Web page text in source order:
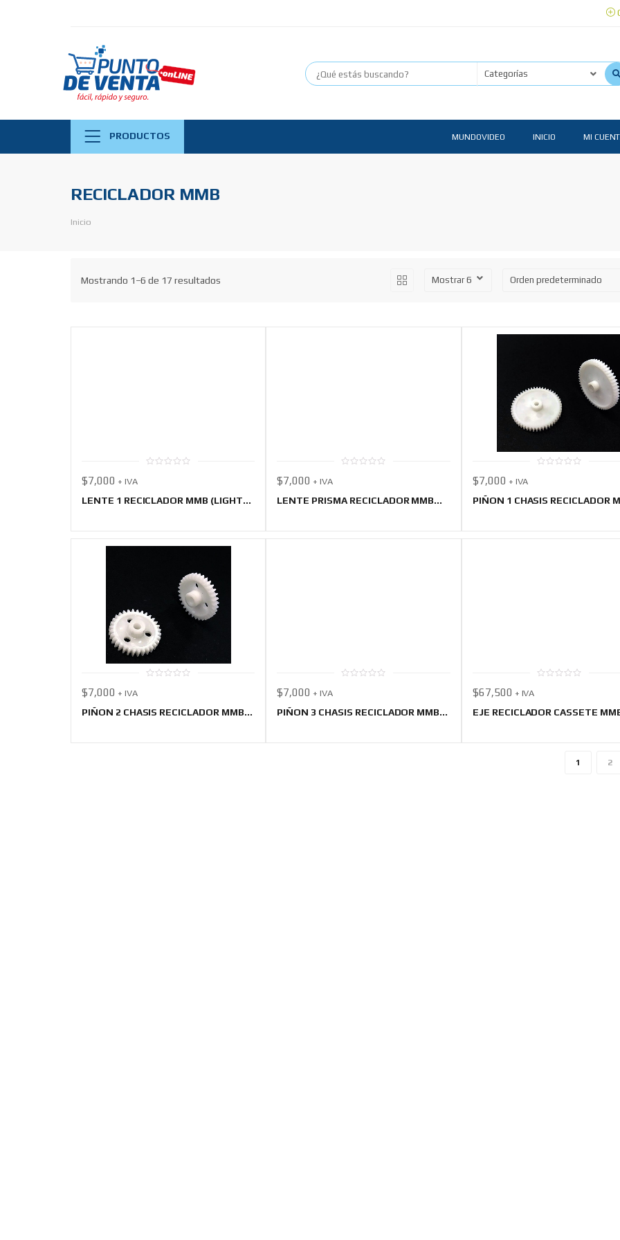
PRODUCTOS MUNDOVIDEO INICIO MI
RECICLADOR MMB
Inicio
Mostrando 1–6 de 17 resultados
5
$7,000 + IVA
LENTE 1 RECICLADOR MMB (LIGHT...
5
$7,000 + IVA
LENTE PRISMA RECICLADOR MMB...
5
$7,000 + IVA
PIÑON 1 CHASIS RECICLADOR
5
$7,000 + IVA
PIÑON 2 CHASIS RECICLADOR MMB...
5
$7,000 + IVA
PIÑON 3 CHASIS RECICLADOR MMB...
5
$67,500 + IVA
EJE RECICLADOR CASSETE
1 2